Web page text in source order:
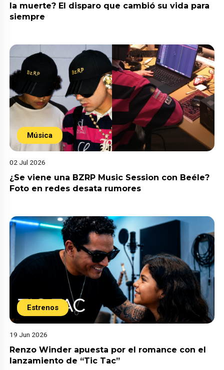
la muerte? El disparo que cambió su vida para
siempre
Música
02 Jul 2026
¿Se viene una BZRP Music Session con Beéle?
Foto en redes desata rumores
Estrenos
19 Jun 2026
Renzo Winder apuesta por el romance con el
lanzamiento de “Tic Tac”